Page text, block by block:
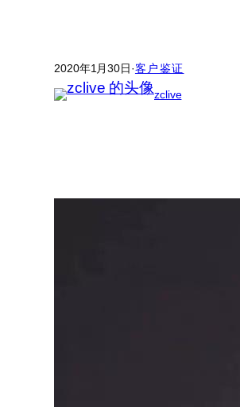
2020年1月30日·客户鉴证
zclive